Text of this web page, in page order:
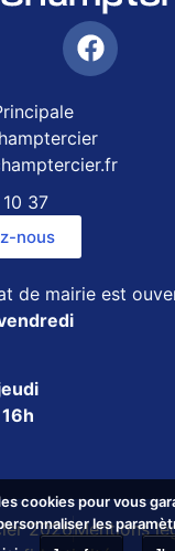
37
nous
de mairie est
2026Mentions
cookies pour vous
les